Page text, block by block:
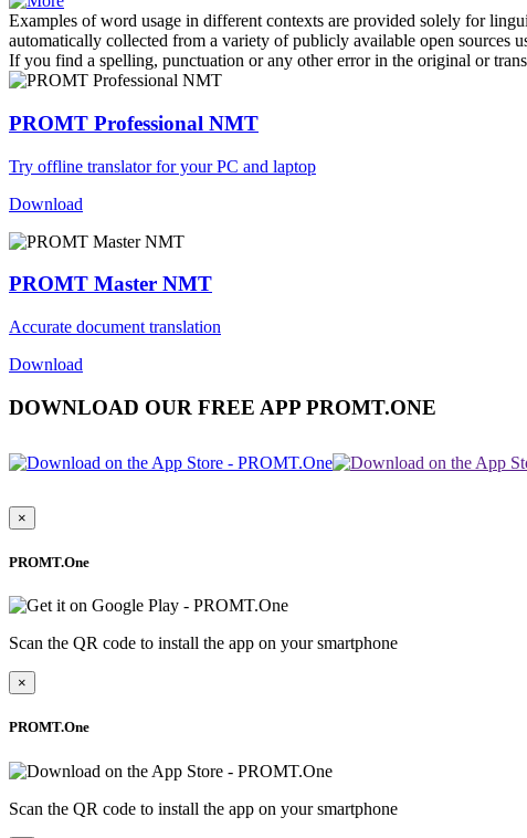
Examples of word usage in different contexts are provided solely for
automatically collected from a variety of publicly available open sources
If you find a spelling, punctuation or any other error in the original or
PROMT Professional NMT
Try offline translator for your PC and laptop
Download
PROMT Master NMT
Accurate document translation
Download
DOWNLOAD OUR FREE APP PROMT.ONE
×
PROMT.One
Scan the QR code to install the app on your smartphone
×
PROMT.One
Scan the QR code to install the app on your smartphone